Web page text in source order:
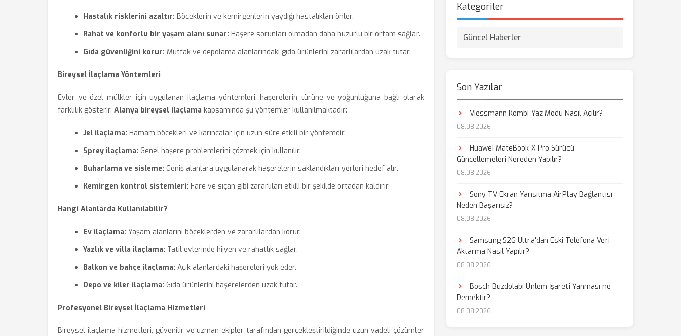
Hastalık risklerini azaltır: Böceklerin ve kemirgenlerin yaydığı hastalıkları önler.
Rahat ve konforlu bir yaşam alanı sunar: Haşere sorunları olmadan daha huzurlu bir ortam sağlar.
Gıda güvenliğini korur: Mutfak ve depolama alanlarındaki gıda ürünlerini zararlılardan uzak tutar.
Bireysel İlaçlama Yöntemleri
Evler ve özel mülkler için uygulanan ilaçlama yöntemleri, haşerelerin türüne ve yoğunluğuna bağlı olarak
farklılık gösterir. Alanya bireysel ilaçlama kapsamında şu yöntemler kullanılmaktadır:
Jel ilaçlama: Hamam böcekleri ve karıncalar için uzun süre etkili bir yöntemdir.
Sprey ilaçlama: Genel haşere problemlerini çözmek için kullanılır.
Buharlama ve sisleme: Geniş alanlara uygulanarak haşerelerin saklandıkları yerleri hedef alır.
Kemirgen kontrol sistemleri: Fare ve sıçan gibi zararlıları etkili bir şekilde ortadan kaldırır.
Hangi Alanlarda Kullanılabilir?
Ev ilaçlama: Yaşam alanlarını böceklerden ve zararlılardan korur.
Yazlık ve villa ilaçlama: Tatil evlerinde hijyen ve rahatlık sağlar.
Balkon ve bahçe ilaçlama: Açık alanlardaki haşereleri yok eder.
Depo ve kiler ilaçlama: Gıda ürünlerini haşerelerden uzak tutar.
Profesyonel Bireysel İlaçlama Hizmetleri
Bireysel ilaçlama hizmetleri, güvenilir ve uzman ekipler tarafından gerçekleştirildiğinde uzun vadeli çözümler
Kategoriler
Güncel Haberler
Son Yazılar
Viessmann Kombi Yaz Modu Nasıl Açılır?
08.08.2026
Huawei MateBook X Pro Sürücü
Güncellemeleri Nereden Yapılır?
08.08.2026
Sony TV Ekran Yansıtma AirPlay Bağlantısı
Neden Başarısız?
08.08.2026
Samsung S26 Ultra'dan Eski Telefona Veri
Aktarma Nasıl Yapılır?
08.08.2026
Bosch Buzdolabı Ünlem İşareti Yanması ne
Demektir?
08.08.2026